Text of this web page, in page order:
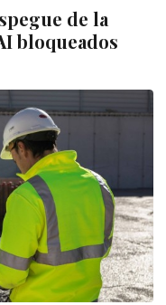
de la
bloqueados